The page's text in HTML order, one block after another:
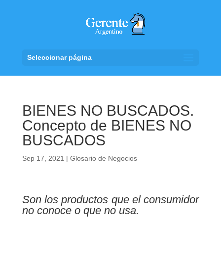
Seleccionar página
BIENES NO BUSCADOS.
Concepto de BIENES NO
BUSCADOS
Sep 17, 2021 | Glosario de Negocios
Son los productos que el consumidor
no conoce o que no usa.